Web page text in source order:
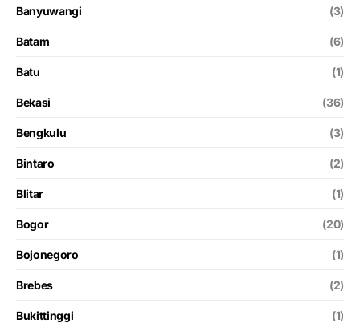
Banyuwangi (3)
Batam (6)
Batu (1)
Bekasi (36)
Bengkulu (3)
Bintaro (2)
Blitar (1)
Bogor (20)
Bojonegoro (1)
Brebes (2)
Bukittinggi (1)